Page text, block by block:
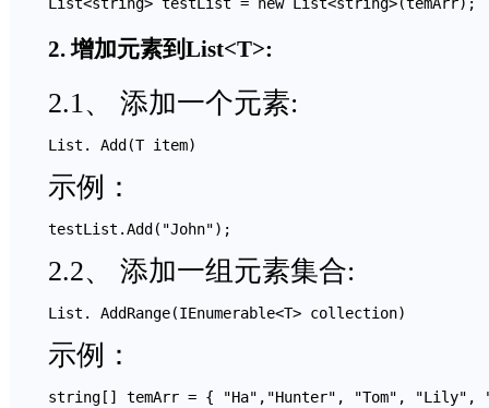
List<string> testList = new List<string>(temArr);
2. 增加元素到List<T>:
2.1、 添加一个元素:
示例：
testList.Add("John");
2.2、 添加一组元素集合:
List. AddRange(IEnumerable<T> collection)
示例：
string[] temArr = { "Ha","Hunter", "Tom", "Lily",